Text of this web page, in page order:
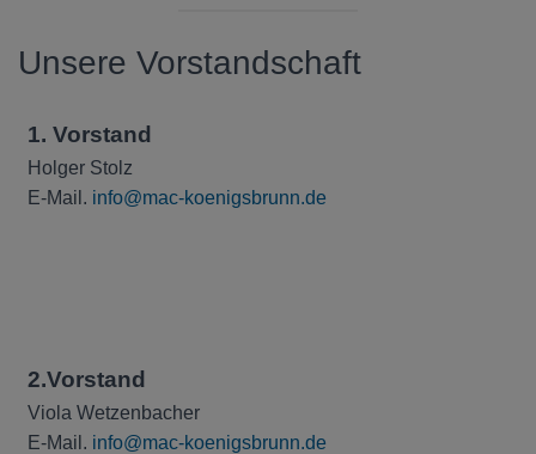
Unsere Vorstandschaft
1. Vorstand
Holger Stolz
E-Mail. info@mac-koenigsbrunn.de
2.Vorstand
Viola Wetzenbacher
E-Mail. info@mac-koenigsbrunn.de